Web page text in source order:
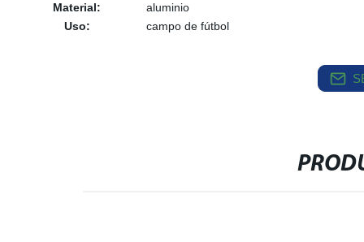
Material:
aluminio
Uso:
campo de fútbol